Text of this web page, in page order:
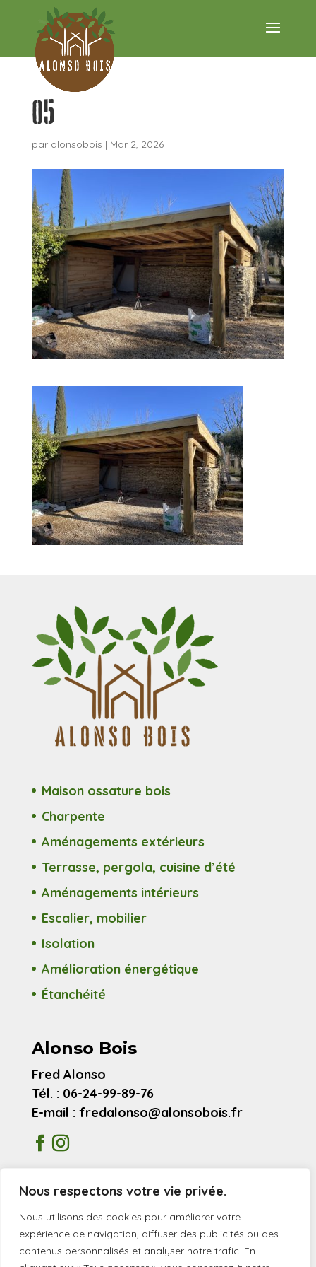
Nous respectons votre vie privée.
Nous utilisons des cookies pour améliorer votre
expérience de navigation, diffuser des publicités ou des
contenus personnalisés et analyser notre trafic. En
05
par alonsobois | Mar 2, 2026
Maison ossature bois
Charpente
Aménagements extérieurs
Terrasse, pergola, cuisine d’été
Aménagements intérieurs
Escalier, mobilier
Isolation
Amélioration énergétique
Étanchéité
Alonso Bois
Fred Alonso
Tél. : 06-24-99-89-76
E-mail : fredalonso@alonsobois.fr
Mentions légales
Avis clients